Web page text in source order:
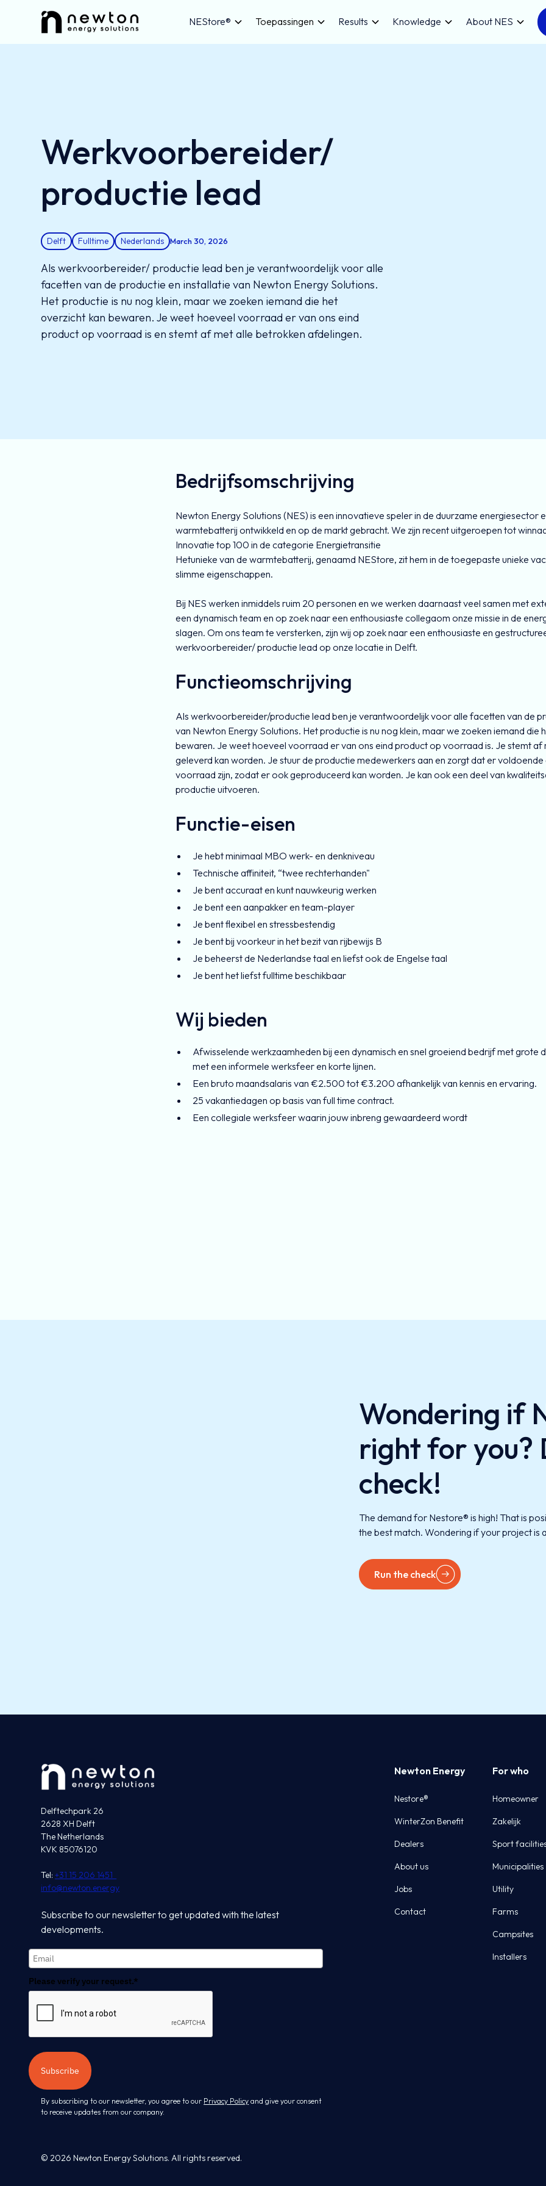
NEStore® Toepassingen Results Knowledge About NES
Werkvoorbereider/
productie lead
Delft Fulltime Nederlands March 30, 2026
Als werkvoorbereider/ productie lead ben je verantwoordelijk voor alle
facetten van de productie en installatie van Newton Energy Solutions.
Het productie is nu nog klein, maar we zoeken iemand die het
overzicht kan bewaren. Je weet hoeveel voorraad er van ons eind
product op voorraad is en stemt af met alle betrokken afdelingen.
Bedrijfsomschrijving
Newton Energy Solutions (NES) is een innovatieve speler in de duurzame energiesector
warmtebatterij ontwikkeld en op de markt gebracht. We zijn recent uitgeroepen tot
Innovatie top 100 in de categorie Energietransitie
Hetunieke van de warmtebatterij, genaamd NEStore, zit hem in de toegepaste unieke
slimme eigenschappen.
Bij NES werken inmiddels ruim 20 personen en we werken daarnaast veel samen met
een dynamisch team en op zoek naar een enthousiaste collegaom onze missie in de
slagen. Om ons team te versterken, zijn wij op zoek naar een enthousiaste en
werkvoorbereider/ productie lead op onze locatie in Delft.
Functieomschrijving
Als werkvoorbereider/productie lead ben je verantwoordelijk voor alle facetten van de
van Newton Energy Solutions. Het productie is nu nog klein, maar we zoeken iemand die
bewaren. Je weet hoeveel voorraad er van ons eind product op voorraad is. Je stemt af
geleverd kan worden. Je stuur de productie medewerkers aan en zorgt dat er
voorraad zijn, zodat er ook geproduceerd kan worden. Je kan ook een deel van
productie uitvoeren.
Functie-eisen
Je hebt minimaal MBO werk- en denkniveau
Technische affiniteit, “twee rechterhanden"
Je bent accuraat en kunt nauwkeurig werken
Je bent een aanpakker en team-player
Je bent flexibel en stressbestendig
Je bent bij voorkeur in het bezit van rijbewijs B
Je beheerst de Nederlandse taal en liefst ook de Engelse taal
Je bent het liefst fulltime beschikbaar
Wij bieden
Afwisselende werkzaamheden bij een dynamisch en snel groeiend bedrijf met grote
met een informele werksfeer en korte lijnen.
Een bruto maandsalaris van €2.500 tot €3.200 afhankelijk van kennis en ervaring.
25 vakantiedagen op basis van full time contract.
Een collegiale werksfeer waarin jouw inbreng gewaardeerd wordt
Wondering if
right for you?
check!
The demand for Nestore® is high! That is
the best match. Wondering if your project is
Run the check
Delftechpark 26
2628 XH Delft
The Netherlands
KVK 85076120
Tel:+31 15 206 1451
info@newton.energy
Subscribe to our newsletter to get updated with the latest
developments.
Please verify your request.*
Subscribe
By subscribing to our newsletter, you agree to our Privacy Policy and give your consent
to receive updates from our company.
Newton Energy
Nestore®
WinterZon Benefit
Dealers
About us
Jobs
Contact
For who
Homeowner
Zakelijk
Sport
Municipalities
Utility
Farms
Campsites
Installers
© 2026 Newton Energy Solutions. All rights reserved.